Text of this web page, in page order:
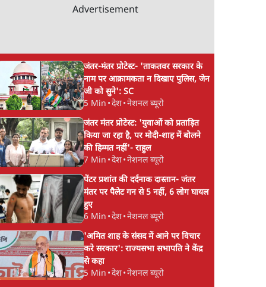
Advertisement
जंतर-मंतर प्रोटेस्ट- 'ताकतवर सरकार के
नाम पर आक्रामकता न दिखाए पुलिस, जेन
जी को सुने': SC
5 Min •देश•नेशनल ब्यूरो
जंतर मंतर प्रोटेस्ट: 'युवाओं को प्रताड़ित
किया जा रहा है, पर मोदी-शाह में बोलने
की हिम्मत नहीं'- राहुल
7 Min •देश•नेशनल ब्यूरो
पेंटर प्रशांत की दर्दनाक दास्तान- जंतर
मंतर पर पैलेट गन से 5 नहीं, 6 लोग घायल
हुए
6 Min •देश•नेशनल ब्यूरो
'अमित शाह के संसद में आने पर विचार
करे सरकार': राज्यसभा सभापति ने केंद्र
से कहा
5 Min •देश•नेशनल ब्यूरो